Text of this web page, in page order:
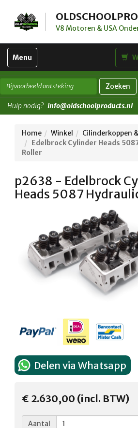
V8 Motoren & USA
Toggle
navigation
Menu
Zoeken
Hulp nodig? info@oldschoolproducts.nl
Home Winkel
Cilinderkoppen
Edelbrock Cylinder Heads
Roller
p2638 - Edelbrock
Heads 5087
Delen via Whatsapp
€ 2.630,00 (incl. BTW)
Aantal